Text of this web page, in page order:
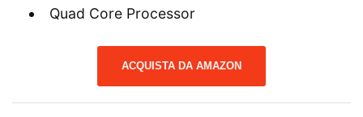
Quad Core Processor
ACQUISTA DA AMAZON